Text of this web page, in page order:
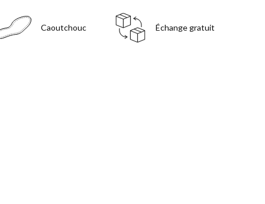
Caoutchouc Échange gratuit